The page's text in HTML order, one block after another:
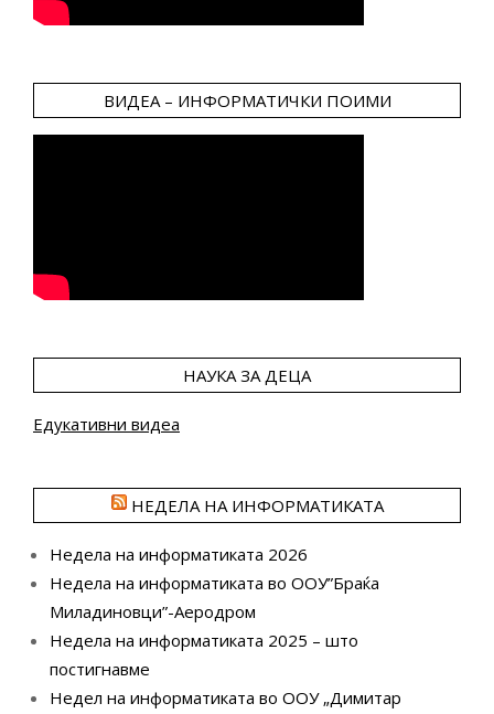
ВИДЕА – ИНФОРМАТИЧКИ ПОИМИ
НАУКА ЗА ДЕЦА
Едукативни видеа
НЕДЕЛА НА ИНФОРМАТИКАТА
Недела на информатиката 2026
Недела на информатиката во ООУ”Браќа
Миладиновци”-Аеродром
Недела на информатиката 2025 – што
постигнавме
Недел на информатиката во ООУ „Димитар